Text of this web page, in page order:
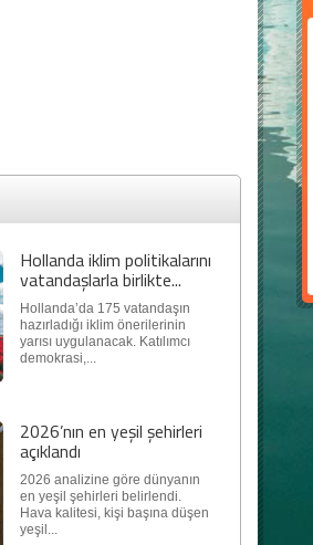
Hollanda iklim politikalarını
vatandaşlarla birlikte...
Hollanda’da 175 vatandaşın
hazırladığı iklim önerilerinin
yarısı uygulanacak. Katılımcı
demokrasi,...
2026’nın en yeşil şehirleri
açıklandı
2026 analizine göre dünyanın
en yeşil şehirleri belirlendi.
Hava kalitesi, kişi başına düşen
yeşil...